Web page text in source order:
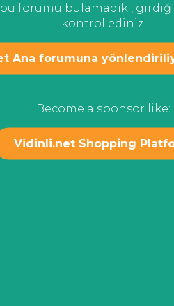
forumu bulamadık ,
kontrol ediniz.
Ana forumuna
Become a sponsor like:
Vidinli.net Shopping